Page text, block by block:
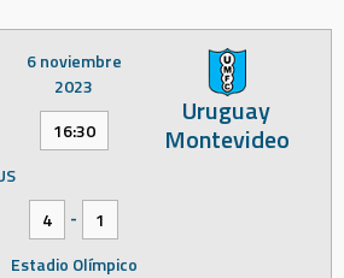
Uruguay
Montevideo
6 noviembre
2023
16:30
4
-
1
Estadio Olímpico